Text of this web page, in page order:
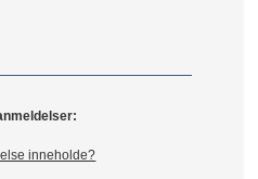
inneholde?